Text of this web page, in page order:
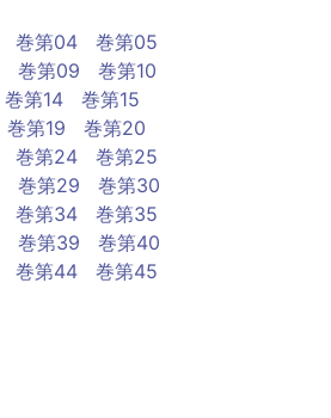
巻第04
巻第05
巻第09
巻第10
巻第14
巻第15
巻第19
巻第20
巻第24
巻第25
巻第29
巻第30
巻第34
巻第35
巻第39
巻第40
巻第44
巻第45